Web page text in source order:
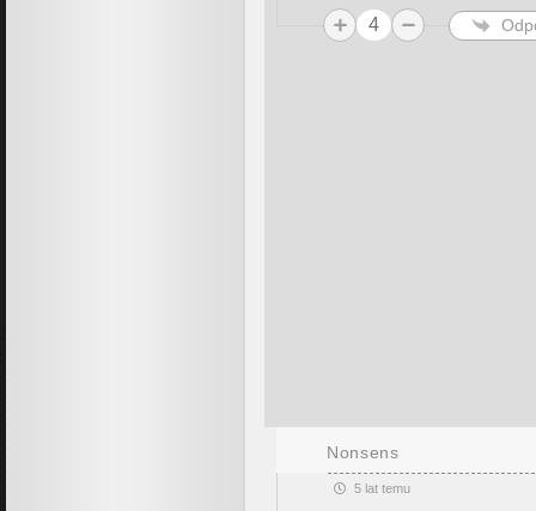
4
Nonsens
5 lat temu